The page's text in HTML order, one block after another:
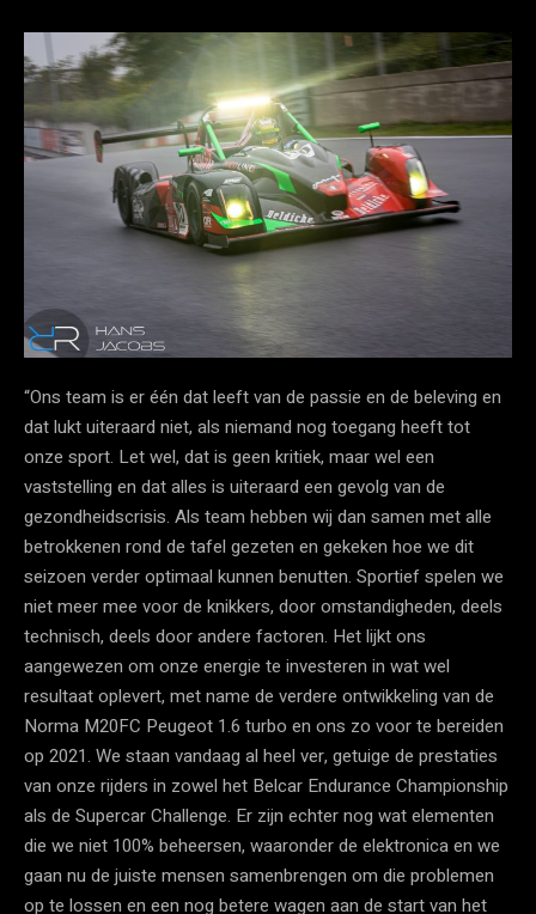
“Ons team is er één dat leeft van de passie en de beleving en
dat lukt uiteraard niet, als niemand nog toegang heeft tot
onze sport. Let wel, dat is geen kritiek, maar wel een
vaststelling en dat alles is uiteraard een gevolg van de
gezondheidscrisis. Als team hebben wij dan samen met alle
betrokkenen rond de tafel gezeten en gekeken hoe we dit
seizoen verder optimaal kunnen benutten. Sportief spelen we
niet meer mee voor de knikkers, door omstandigheden, deels
technisch, deels door andere factoren. Het lijkt ons
aangewezen om onze energie te investeren in wat wel
resultaat oplevert, met name de verdere ontwikkeling van de
Norma M20FC Peugeot 1.6 turbo en ons zo voor te bereiden
op 2021. We staan vandaag al heel ver, getuige de prestaties
van onze rijders in zowel het Belcar Endurance Championship
als de Supercar Challenge. Er zijn echter nog wat elementen
die we niet 100% beheersen, waaronder de elektronica en we
gaan nu de juiste mensen samenbrengen om die problemen
op te lossen en een nog betere wagen aan de start van het